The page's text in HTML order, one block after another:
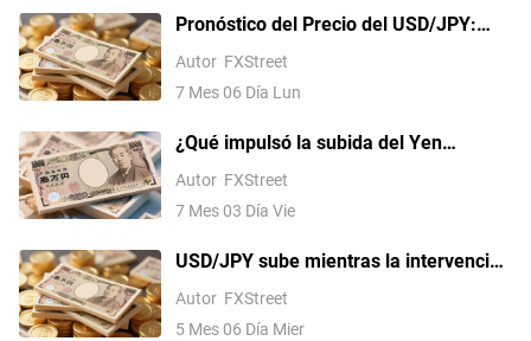
Pronóstico del Precio del USD/JPY:
Foco en máximos de 40 años cerca de
163.00 tras superar la EMA de nueve
Autor FXStreet
7 Mes 06 Día Lun
¿Qué impulsó la subida del Yen
japonés de 162.60 a 160.60 en una
sola sesión?
Autor FXStreet
7 Mes 03 Día Vie
USD/JPY sube mientras la intervención
del Yen se desvanece, los
compradores apuntan a 160.00
Autor FXStreet
5 Mes 06 Día Mier